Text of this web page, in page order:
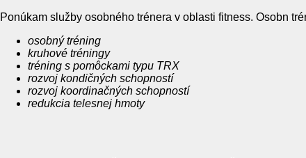
Ponúkam služby osobného trénera v oblasti fitness. Osobn t
osobný tréning
kruhové tréningy
tréning s pomôckami typu TRX
rozvoj kondičných schopností
rozvoj koordinačných schopností
redukcia telesnej hmoty